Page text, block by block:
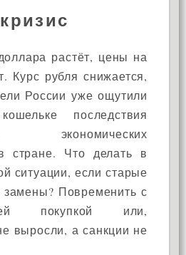
растёт, цены на
Курс рубля снижается,
России уже ощутили
последствия
экономических
стране. Что делать в
ситуации, если старые
замены? Повременить с
покупкой или,
выросли, а санкции не